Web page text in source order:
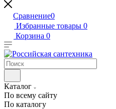
Сравнение0
Избранные товары 0
Корзина 0
Каталог
По всему сайту
По каталогу